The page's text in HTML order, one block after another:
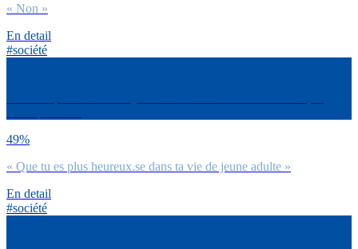
« Non »
En detail
#société
49%
« Que tu es plus heureux.se dans ta vie de jeune adulte »
En detail
#société